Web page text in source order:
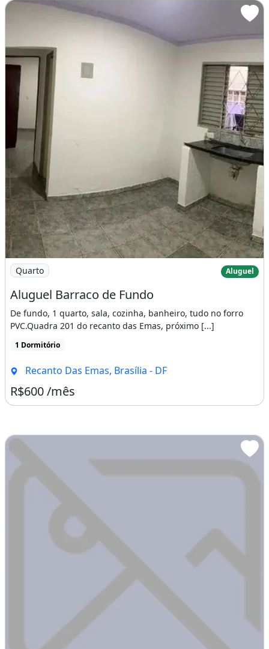
Imagem: Aluguel Barraco de Fundo
Quarto Aluguel
Aluguel Barraco de Fundo
De fundo, 1 quarto, sala, cozinha, banheiro, tudo no forro
PVC.Quadra 201 do recanto das Emas, próximo [...]
1 Dormitório
Recanto Das Emas, Brasília - DF
R$600 /mês